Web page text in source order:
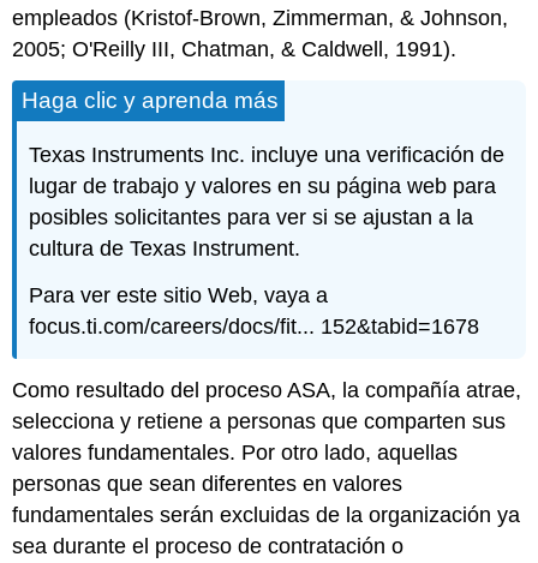
empleados (Kristof-Brown, Zimmerman, & Johnson,
2005; O'Reilly III, Chatman, & Caldwell, 1991).
Haga clic y aprenda más
Texas Instruments Inc. incluye una verificación de
lugar de trabajo y valores en su página web para
posibles solicitantes para ver si se ajustan a la
cultura de Texas Instrument.
Para ver este sitio Web, vaya a
focus.ti.com/careers/docs/fit... 152&tabid=1678
Como resultado del proceso ASA, la compañía atrae,
selecciona y retiene a personas que comparten sus
valores fundamentales. Por otro lado, aquellas
personas que sean diferentes en valores
fundamentales serán excluidas de la organización ya
sea durante el proceso de contratación o